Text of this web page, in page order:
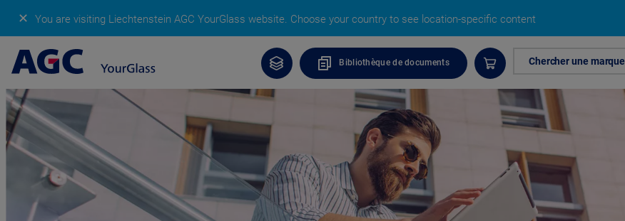
✕ You are visiting Liechtenstein AGC YourGlass website. Choose your country to see location-specific content
Bibliothèque de documents Chercher une marque